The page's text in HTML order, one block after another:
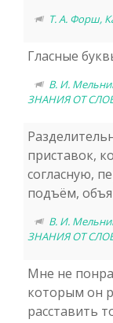
Т. А. Форш,
Гласные
В. И.
ЗНАНИЯ ОТ
приставок,
согласную,
подъём,
В. И.
ЗНАНИЯ ОТ
Мне не
которым он
расставить